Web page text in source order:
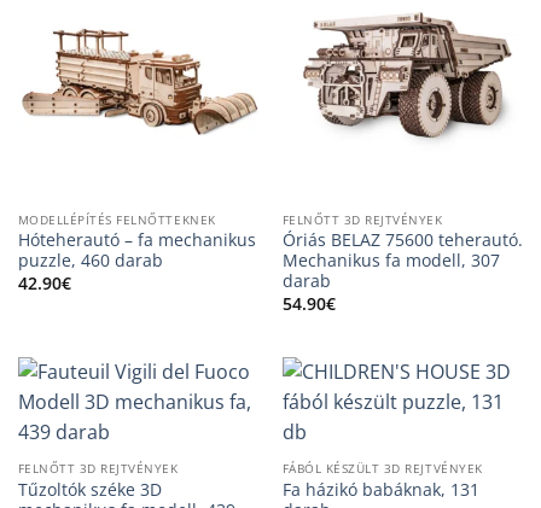
MODELLÉPÍTÉS FELNŐTTEKNEK
Hóteherautó – fa mechanikus
puzzle, 460 darab
42.90€
FELNŐTT 3D REJTVÉNYEK
Óriás BELAZ 75600 teherautó.
Mechanikus fa modell, 307
darab
54.90€
FELNŐTT 3D REJTVÉNYEK
Tűzoltók széke 3D
FÁBÓL KÉSZÜLT 3D REJTVÉNYEK
Fa házikó babáknak, 131